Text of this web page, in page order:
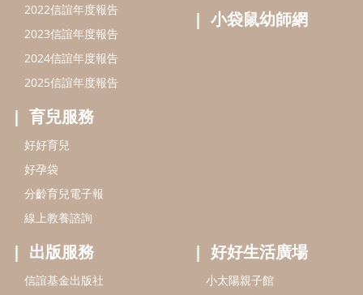
2022信誼年度報告
2023信誼年度報告
2024信誼年度報告
2025信誼年度報告
育兒服務
好好育兒
好孕袋
分齡育兒電子報
線上教養諮詢
小袋鼠幼師網
出版服務
信誼基金出版社
好好生活廣場
小太陽親子館